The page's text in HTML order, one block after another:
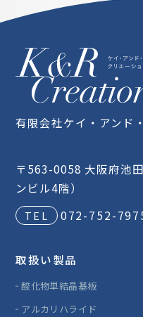
有限会社ケイ・アンド
〒563-0058 大阪府池
ンビル4階）
072-752-
取扱い製品
酸化物単結晶基板
アルカリハライド